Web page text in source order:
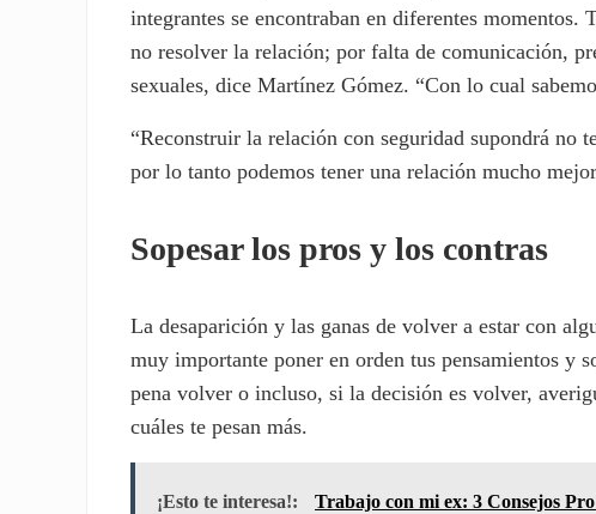
integrantes se encontraban en diferentes
no resolver la relación; por falta de comunicación,
sexuales, dice Martínez Gómez. “Con lo cual
“Reconstruir la relación con seguridad supondrá no
por lo tanto podemos tener una relación mucho
Sopesar los pros y los contras
La desaparición y las ganas de volver a estar con
muy importante poner en orden tus pensamientos y
pena volver o incluso, si la decisión es volver,
cuáles te pesan más.
¡Esto te interesa!: Trabajo con mi ex: 3 Consejos